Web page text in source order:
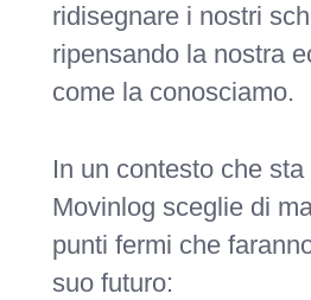
ridisegnare i nostri
ripensando la nostra
come la conosciamo.
In un contesto che
Movinlog sceglie di
punti fermi che
suo futuro: